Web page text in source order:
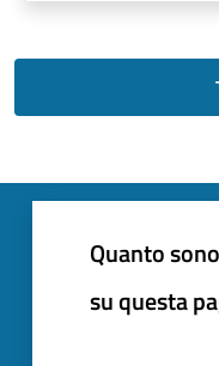
Quanto
su questa